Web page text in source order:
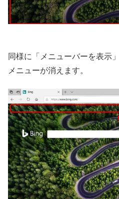
同様に「メニューバーを表示
メニューが消えます。